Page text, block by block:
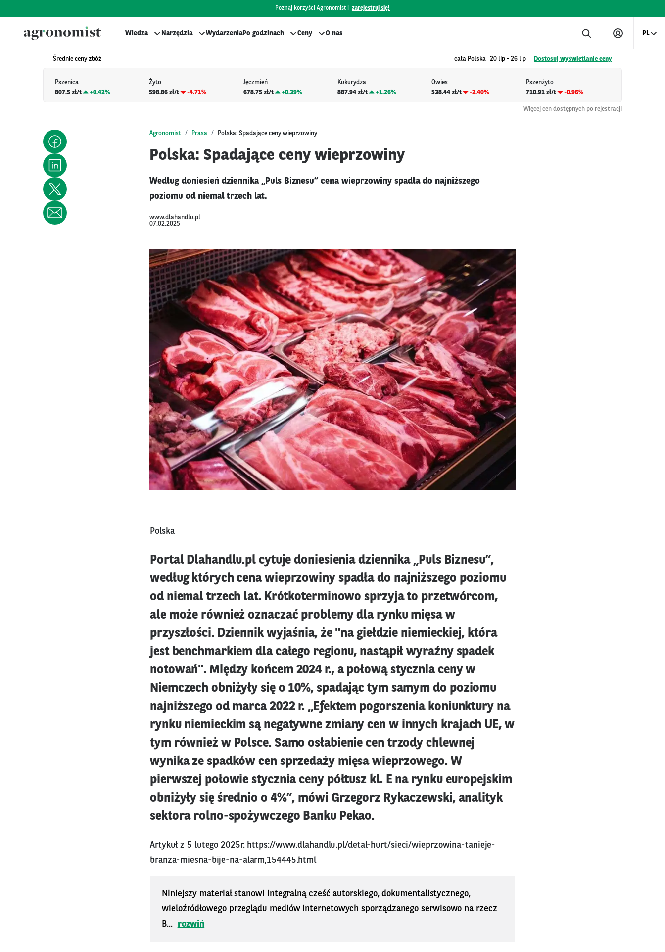
Poznaj korzyści Agronomist i zarejestruj się!
Wiedza Narzędzia WydarzeniaPo godzinach Ceny O nas PL
Średnie ceny zbóż cała Polska 20 lip - 26 lip Dostosuj wyświetlanie ceny
Pszenica
807.5 zł/t
+0.42%
Żyto
598.86 zł/t
-4.71%
Jęczmień
678.75 zł/t
+0.39%
Kukurydza
887.94 zł/t
+1.26%
Owies
538.44 zł/t
-2.40%
Pszenżyto
710.91 zł/t
-0.96%
Więcej cen dostępnych po rejestracji
Agronomist Prasa Polska: Spadające ceny wieprzowiny
Polska: Spadające ceny wieprzowiny
Według doniesień dziennika „Puls Biznesu” cena wieprzowiny spadła do najniższego
poziomu od niemal trzech lat.
www.dlahandlu.pl
07.02.2025
Polska
Portal Dlahandlu.pl cytuje doniesienia dziennika „Puls Biznesu”,
według których cena wieprzowiny spadła do najniższego poziomu
od niemal trzech lat. Krótkoterminowo sprzyja to przetwórcom,
ale może również oznaczać problemy dla rynku mięsa w
przyszłości. Dziennik wyjaśnia, że "na giełdzie niemieckiej, która
jest benchmarkiem dla całego regionu, nastąpił wyraźny spadek
notowań". Między końcem 2024 r., a połową stycznia ceny w
Niemczech obniżyły się o 10%, spadając tym samym do poziomu
najniższego od marca 2022 r. „Efektem pogorszenia koniunktury na
rynku niemieckim są negatywne zmiany cen w innych krajach UE, w
tym również w Polsce. Samo osłabienie cen trzody chlewnej
wynika ze spadków cen sprzedaży mięsa wieprzowego. W
pierwszej połowie stycznia ceny półtusz kl. E na rynku europejskim
obniżyły się średnio o 4%”, mówi Grzegorz Rykaczewski, analityk
sektora rolno-spożywczego Banku Pekao.
Artykuł z 5 lutego 2025r. https://www.dlahandlu.pl/detal-hurt/sieci/wieprzowina-tanieje-
branza-miesna-bije-na-alarm,154445.html
Niniejszy materiał stanowi integralną cześć autorskiego, dokumentalistycznego,
wieloźródłowego przeglądu mediów internetowych sporządzanego serwisowo na rzecz
B...
rozwiń